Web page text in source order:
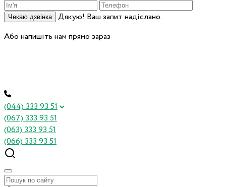
Чекаю дзвінка
Дякую! Ваш запит надіслано.
Або напишіть нам прямо зараз
(044) 333 93 51
(067) 333 93 51
(063) 333 93 51
(066) 333 93 51